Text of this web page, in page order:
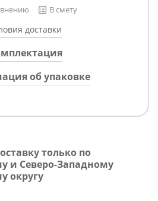
В смету
доставки
об упаковке
только по
и Северо-Западному
округу